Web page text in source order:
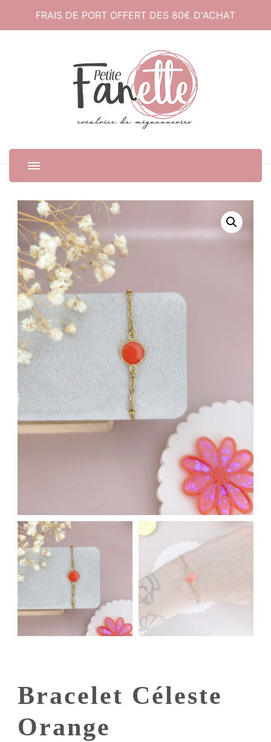
FRAIS DE PORT OFFERT DES 80€ D'ACHAT
Petite Fanette
Créatrice de mignonneries
Bracelet Céleste
Orange